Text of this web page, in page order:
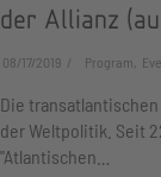
der Allianz
08/17/2019 Program,
Die
der Weltpolitik. Seit
"Atlantischen…